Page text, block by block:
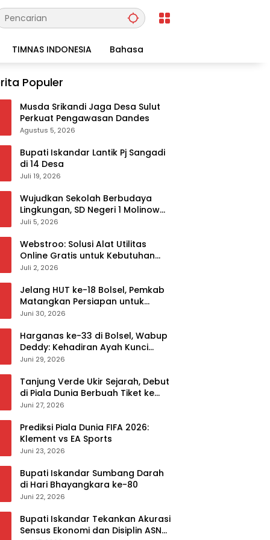
TIMNAS INDONESIA Bahasa
Populer
Musda Srikandi Jaga Desa Sulut
Perkuat Pengawasan Dandes
Agustus 5, 2026
Bupati Iskandar Lantik Pj Sangadi
di 14 Desa
Juli 19, 2026
Wujudkan Sekolah Berbudaya
Lingkungan, SD Negeri 1 Molinow
sukses melaksanakan
dan Publikasi Program Sekolah
Adiwiyata
Juli 5, 2026
Webstroo: Solusi Alat Utilitas
Online Gratis untuk Kebutuhan
Akademis dan Profesional
Juli 2, 2026
Jelang HUT ke-18 Bolsel, Pemkab
Matangkan Persiapan untuk
Sukseskan Rangkaian Peringatan
Juni 30, 2026
Harganas ke-33 di Bolsel, Wabup
Deddy: Kehadiran Ayah Kunci
Mewujudkan Generasi Berkualitas
Juni 29, 2026
Tanjung Verde Ukir Sejarah, Debut
di Piala Dunia Berbuah Tiket ke
Babak 32 Besar
Juni 27, 2026
Prediksi Piala Dunia FIFA 2026:
Klement vs EA Sports
Juni 23, 2026
Bupati Iskandar Sumbang Darah
di Hari Bhayangkara ke-80
Juni 22, 2026
Bupati Iskandar Tekankan Akurasi
Sensus Ekonomi dan Disiplin ASN